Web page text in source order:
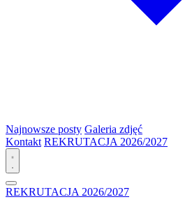
Najnowsze posty Galeria zdjęć
Kontakt REKRUTACJA 2026/2027
REKRUTACJA 2026/2027